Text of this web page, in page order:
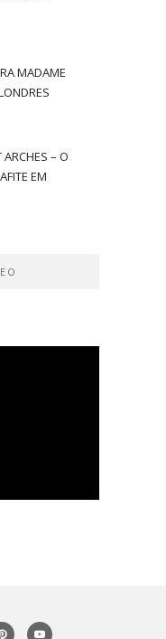
MADAME
ARCHES – O
EM